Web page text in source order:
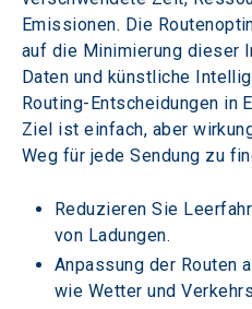
Emissionen. Die
auf die Minimierung dieser
Daten und künstliche
Routing-Entscheidungen in
Ziel ist einfach, aber
Weg für jede Sendung zu
Reduzieren Sie
von Ladungen.
Anpassung der Routen
wie Wetter und